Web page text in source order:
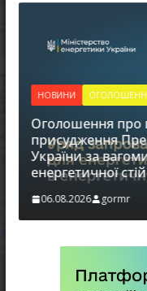
НОВИНИ
Оголошення про
присудження
України за
енергетичної
06.08.2026 gormr